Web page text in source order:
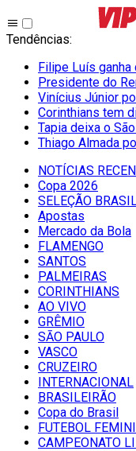
Tendências:
Filipe Luís ganha
Presidente do
Vinícius Júnior
Corinthians tem
Tapia deixa o
Thiago Almada
NOTÍCIAS
Copa 2026
SELEÇÃO
Apostas
Mercado da Bola
FLAMENGO
SANTOS
PALMEIRAS
CORINTHIANS
AO VIVO
GRÊMIO
SĀO PAULO
VASCO
CRUZEIRO
INTERNACIONAL
BRASILEIRÃO
Copa do Brasil
FUTEBOL
CAMPEONATO